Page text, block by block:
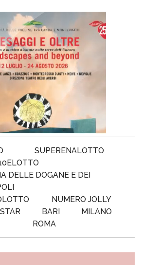
SUPERENALOTTO
DELLE DOGANE E DEI
NUMERO JOLLY
BARI
MILANO
ROMA